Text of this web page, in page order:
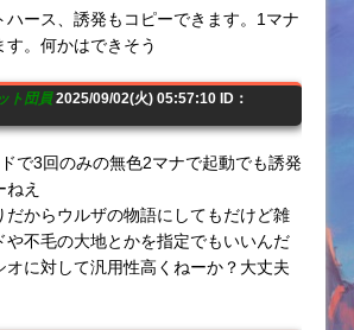
ハース、誘発もコピーできます。1マナ
。何かはできそう
ト団員2025/09/02(火) 05:57:10 ID：
で3回のみの無色2マナで起動でも誘発
ねえ
だからウルザの物語にしてもだけど雑
や不毛の大地とかを指定でもいいんだ
オに対して汎用性高くねーか？大丈夫